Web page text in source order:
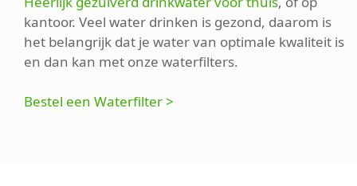
kantoor. Veel water drinken is gezond, daarom is
het belangrijk dat je water van optimale kwaliteit is
en dan kan met onze waterfilters.
Bestel een Waterfilter >